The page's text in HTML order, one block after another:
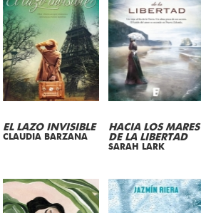
EL LAZO INVISIBLE
CLAUDIA BARZANA
HACIA LOS MARES
DE LA LIBERTAD
SARAH LARK